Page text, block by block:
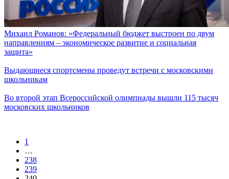
Михаил Романов: «Федеральный бюджет выстроен по двум
направлениям – экономическое развитие и социальная
защита»
Выдающиеся спортсмены проведут встречи с московскими
школьникам
Во второй этап Всероссийской олимпиады вышли 115 тысяч
московских школьников
1
…
238
239